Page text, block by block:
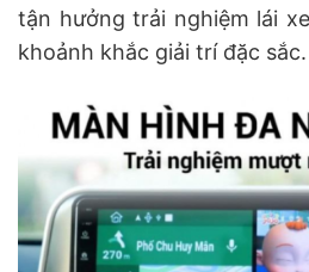
tận hưởng trải nghiệm lái
khoảnh khắc giải trí đặc sắc.